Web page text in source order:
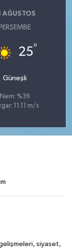
AĞUSTOS
25°
Güneşli
Nem: %39
11.11 m/s
siyaset,